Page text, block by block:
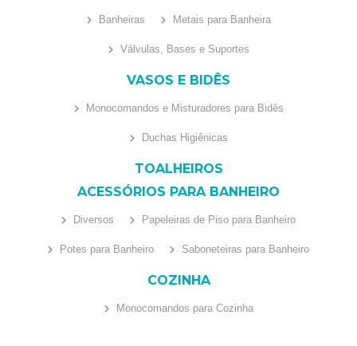
Banheiras Metais para Banheira
Válvulas, Bases e Suportes
VASOS E BIDÊS
Monocomandos e Misturadores para Bidês
Duchas Higiênicas
TOALHEIROS
ACESSÓRIOS PARA BANHEIRO
Diversos Papeleiras de Piso para Banheiro
Potes para Banheiro Saboneteiras para Banheiro
COZINHA
Monocomandos para Cozinha